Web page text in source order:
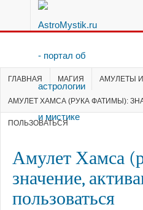
ГЛАВНАЯ МАГИЯ АМУЛЕТЫ
АМУЛЕТ ХАМСА (РУКА ФАТИМЫ):
ПОЛЬЗОВАТЬСЯ
Амулет Хамса
значение,
пользоваться